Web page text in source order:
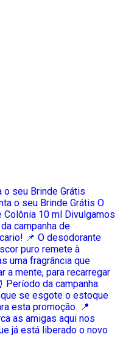
o seu Brinde Grátis